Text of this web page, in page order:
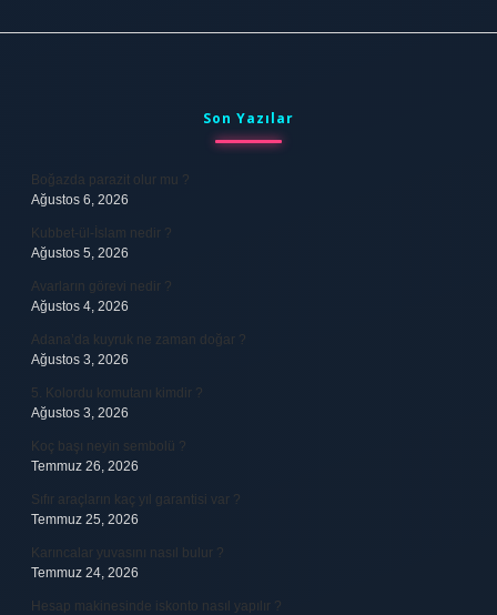
Son Yazılar
Boğazda parazit olur mu ?
Ağustos 6, 2026
Kubbet-ül-İslam nedir ?
Ağustos 5, 2026
Avarların görevi nedir ?
Ağustos 4, 2026
Adana’da kuyruk ne zaman doğar ?
Ağustos 3, 2026
5. Kolordu komutanı kimdir ?
Ağustos 3, 2026
Koç başı neyin sembolü ?
Temmuz 26, 2026
Sıfır araçların kaç yıl garantisi var ?
Temmuz 25, 2026
Karıncalar yuvasını nasıl bulur ?
Temmuz 24, 2026
Hesap makinesinde iskonto nasıl yapılır ?